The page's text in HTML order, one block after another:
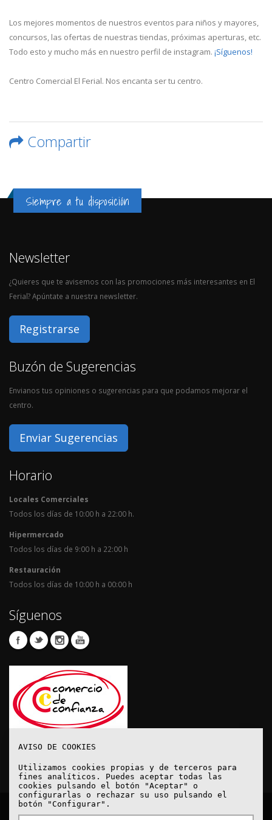
Los mejores momentos de nuestros eventos para niños y mayores,
concursos, las ofertas de nuestras tiendas, próximas aperturas, etc.
Todo esto y mucho más en nuestro perfil de instagram. ¡Síguenos!
Centro Comercial El Ferial. Nos encanta ser tu centro.
Compartir
Siempre a tu disposición
Newsletter
¿Quieres que te avisemos con las promociones más interesantes en El
Ferial? Apúntate a nuestra newsletter.
Registrarse
Buzón de Sugerencias
Envianos tus opiniones o sugerencias para que podamos mejorar el
centro.
Enviar Sugerencias
Horario
Locales Comerciales
Todos los días de 10:00 h a 22:00 h.
Hipermercado
Todos los días de 9:00 h a 22:00 h
Restauración
Todos los días de 10:00 h a 00:00 h
Síguenos
AVISO DE COOKIES
Utilizamos cookies propias y de terceros para
fines analíticos. Puedes aceptar todas las
cookies pulsando el botón "Aceptar" o
configurarlas o rechazar su uso pulsando el
botón "Configurar".